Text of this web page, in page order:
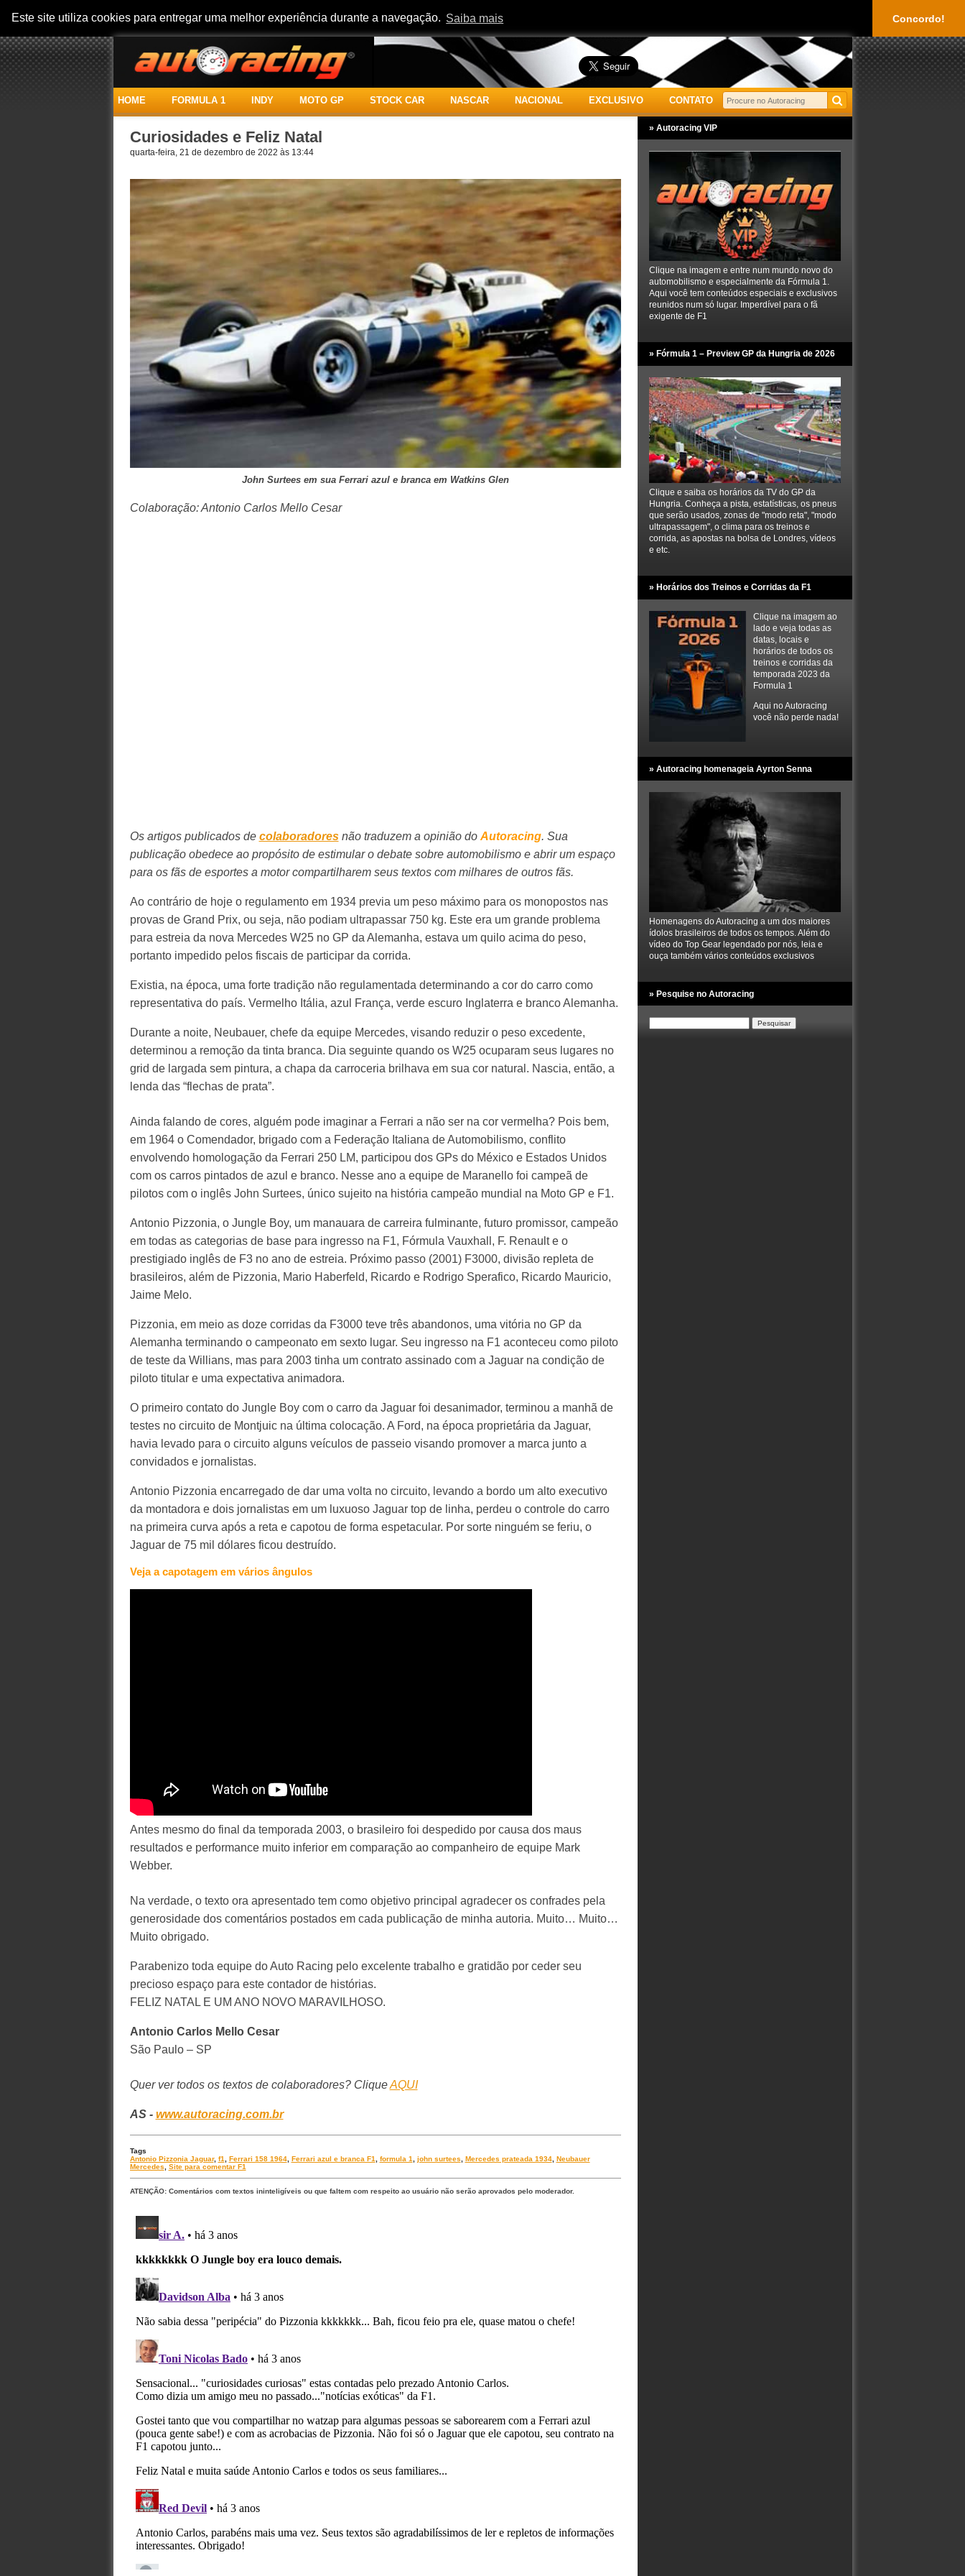
Este site utiliza cookies para entregar uma melhor experiência durante a navegação. Saiba mais Concordo!
HOME FORMULA 1 INDY MOTO GP STOCK CAR NASCAR NACIONAL EXCLUSIVO CONTATO
Curiosidades e Feliz Natal
quarta-feira, 21 de dezembro de 2022 às 13:44
John Surtees em sua Ferrari azul e branca em Watkins Glen
Colaboração: Antonio Carlos Mello Cesar
Os artigos publicados de colaboradoresnão traduzem a opinião do Autoracing. Sua
publicação obedece ao propósito de estimular o debate sobre automobilismo e abrir um espaço
para os fãs de esportes a motor compartilharem seus textos com milhares de outros fãs.
Ao contrário de hoje o regulamento em 1934 previa um peso máximo para os monopostos nas
provas de Grand Prix, ou seja, não podiam ultrapassar 750 kg. Este era um grande problema
para estreia da nova Mercedes W25 no GP da Alemanha, estava um quilo acima do peso,
portanto impedido pelos fiscais de participar da corrida.
Existia, na época, uma forte tradição não regulamentada determinando a cor do carro como
representativa do país. Vermelho Itália, azul França, verde escuro Inglaterra e branco Alemanha.
Durante a noite, Neubauer, chefe da equipe Mercedes, visando reduzir o peso excedente,
determinou a remoção da tinta branca. Dia seguinte quando os W25 ocuparam seus lugares no
grid de largada sem pintura, a chapa da carroceria brilhava em sua cor natural. Nascia, então, a
lenda das “flechas de prata”.
Ainda falando de cores, alguém pode imaginar a Ferrari a não ser na cor vermelha? Pois bem,
em 1964 o Comendador, brigado com a Federação Italiana de Automobilismo, conflito
envolvendo homologação da Ferrari 250 LM, participou dos GPs do México e Estados Unidos
com os carros pintados de azul e branco. Nesse ano a equipe de Maranello foi campeã de
pilotos com o inglês John Surtees, único sujeito na história campeão mundial na Moto GP e F1.
Antonio Pizzonia, o Jungle Boy, um manauara de carreira fulminante, futuro promissor, campeão
em todas as categorias de base para ingresso na F1, Fórmula Vauxhall, F. Renault e o
prestigiado inglês de F3 no ano de estreia. Próximo passo (2001) F3000, divisão repleta de
brasileiros, além de Pizzonia, Mario Haberfeld, Ricardo e Rodrigo Sperafico, Ricardo Mauricio,
Jaime Melo.
Pizzonia, em meio as doze corridas da F3000 teve três abandonos, uma vitória no GP da
Alemanha terminando o campeonato em sexto lugar. Seu ingresso na F1 aconteceu como piloto
de teste da Willians, mas para 2003 tinha um contrato assinado com a Jaguar na condição de
piloto titular e uma expectativa animadora.
O primeiro contato do Jungle Boy com o carro da Jaguar foi desanimador, terminou a manhã de
testes no circuito de Montjuic na última colocação. A Ford, na época proprietária da Jaguar,
havia levado para o circuito alguns veículos de passeio visando promover a marca junto a
convidados e jornalistas.
Antonio Pizzonia encarregado de dar uma volta no circuito, levando a bordo um alto executivo
da montadora e dois jornalistas em um luxuoso Jaguar top de linha, perdeu o controle do carro
na primeira curva após a reta e capotou de forma espetacular. Por sorte ninguém se feriu, o
Jaguar de 75 mil dólares ficou destruído.
Veja a capotagem em vários ângulos
Antes mesmo do final da temporada 2003, o brasileiro foi despedido por causa dos maus
resultados e performance muito inferior em comparação ao companheiro de equipe Mark
Webber.
Na verdade, o texto ora apresentado tem como objetivo principal agradecer os confrades pela
generosidade dos comentários postados em cada publicação de minha autoria. Muito… Muito…
Muito obrigado.
Parabenizo toda equipe do Auto Racing pelo excelente trabalho e gratidão por ceder seu
precioso espaço para este contador de histórias.
FELIZ NATAL E UM ANO NOVO MARAVILHOSO.
Antonio Carlos Mello Cesar
São Paulo – SP
Quer ver todos os textos de colaboradores? CliqueAQUI
AS - www.autoracing.com.br
Tags
Antonio Pizzonia Jaguar, f1, Ferrari 158 1964, Ferrari azul e branca F1, formula 1, john surtees, Mercedes prateada 1934, Neubauer
Mercedes, Site para comentar F1
ATENÇÃO: Comentários com textos ininteligíveis ou que faltem com respeito ao usuário não serão aprovados pelo moderador.
» Autoracing VIP
Clique na imagem e entre num mundo novo do
automobilismo e especialmente da Fórmula 1.
Aqui você tem conteúdos especiais e exclusivos
reunidos num só lugar. Imperdível para o fã
exigente de F1
» Fórmula 1 – Preview GP da Hungria de 2026
Clique e saiba os horários da TV do GP da
Hungria. Conheça a pista, estatísticas, os pneus
que serão usados, zonas de "modo reta", "modo
ultrapassagem", o clima para os treinos e
corrida, as apostas na bolsa de Londres, vídeos
e etc.
» Horários dos Treinos e Corridas da F1
Clique na imagem ao
lado e veja todas as
datas, locais e
horários de todos os
treinos e corridas da
temporada 2023 da
Formula 1
Aqui no Autoracing
você não perde nada!
» Autoracing homenageia Ayrton Senna
Homenagens do Autoracing a um dos maiores
ídolos brasileiros de todos os tempos. Além do
vídeo do Top Gear legendado por nós, leia e
ouça também vários conteúdos exclusivos
» Pesquise no Autoracing
Pesquisar
por: